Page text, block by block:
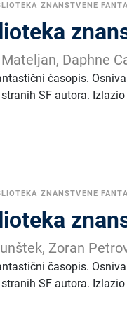
ZNANSTVENE
Daphne
časopis.
SF autora.
ZNANSTVENE
Zoran
časopis.
SF autora.